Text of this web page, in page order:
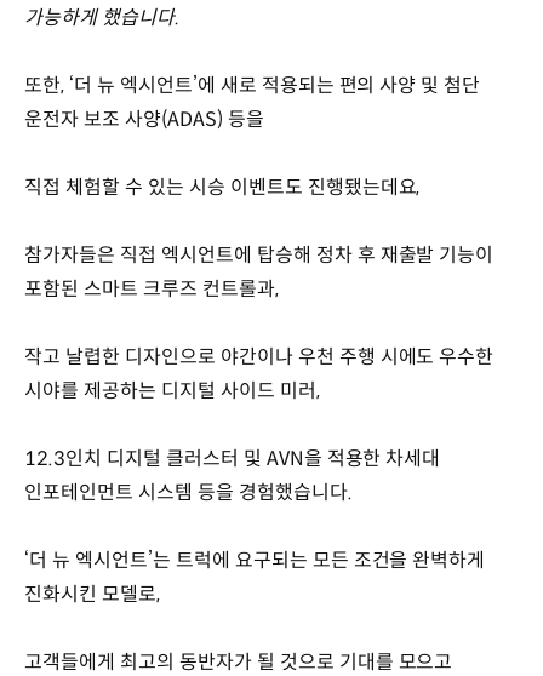
가능하게 했습니다.
또한, ‘더 뉴 엑시언트’에 새로 적용되는 편의 사양 및 첨단
운전자 보조 사양(ADAS) 등을
직접 체험할 수 있는 시승 이벤트도 진행됐는데요,
참가자들은 직접 엑시언트에 탑승해 정차 후 재출발 기능이
포함된 스마트 크루즈 컨트롤과,
작고 날렵한 디자인으로 야간이나 우천 주행 시에도 우수한
시야를 제공하는 디지털 사이드 미러,
12.3인치 디지털 클러스터 및 AVN을 적용한 차세대
인포테인먼트 시스템 등을 경험했습니다.
‘더 뉴 엑시언트’는 트럭에 요구되는 모든 조건을 완벽하게
진화시킨 모델로,
고객들에게 최고의 동반자가 될 것으로 기대를 모으고